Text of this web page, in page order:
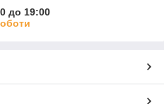
до 19:00